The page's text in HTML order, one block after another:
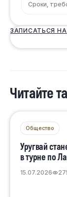
Сроки,
ЗАПИСАТЬСЯ
Читайте
Общество
Уругвай
в турне по
15.07.2026